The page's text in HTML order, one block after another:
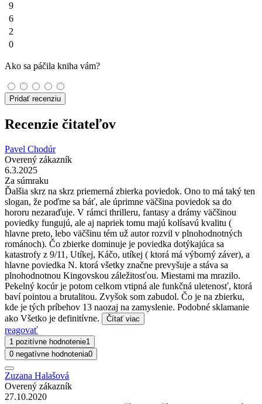
9
6
2
0
Ako sa páčila kniha vám?
Pridať recenziu
Recenzie čitateľov
Pavel Chodúr
Overený zákazník
6.3.2025
Za súmraku
Ďalšia skrz na skrz priemerná zbierka poviedok. Ono to má taký ten
slogan, že poďme sa báť, ale úprimne väčšina poviedok sa do
hororu nezaraďuje. V rámci thrilleru, fantasy a drámy väčšinou
poviedky fungujú, ale aj napriek tomu majú kolísavú kvalitu (
hlavne preto, lebo väčšinu tém už autor rozvil v plnohodnotných
románoch). Čo zbierke dominuje je poviedka dotýkajúca sa
katastrofy z 9/11, Utíkej, Káčo, utíkej ( ktorá má výborný záver), a
hlavne poviedka N. ktorá všetky značne prevyšuje a stáva sa
plnohodnotnou Kingovskou záležitosťou. Miestami ma mrazilo.
Pekelný kocúr je potom celkom vtipná ale funkčná uletenosť, ktorá
baví pointou a brutalitou. Zvyšok som zabudol. Čo je na zbierku,
kde je tých príbehov 13 naozaj na zamyslenie. Podobné sklamanie
ako Všetko je definitívne.
Čítať viac
reagovať
1 pozitívne hodnotenie1
0 negatívne hodnotenia0
Zuzana Halašová
Overený zákazník
27.10.2020